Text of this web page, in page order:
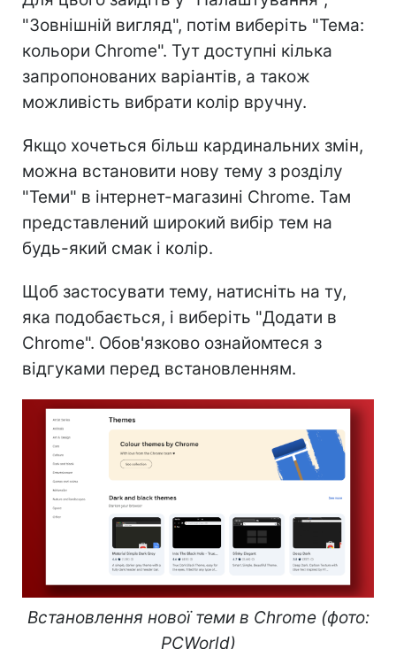
"Зовнішній вигляд", потім виберіть "Тема:
кольори Chrome". Тут доступні кілька
запропонованих варіантів, а також
можливість вибрати колір вручну.
Якщо хочеться більш кардинальних змін,
можна встановити нову тему з розділу
"Теми" в інтернет-магазині Chrome. Там
представлений широкий вибір тем на
будь-який смак і колір.
Щоб застосувати тему, натисніть на ту,
яка подобається, і виберіть "Додати в
Chrome". Обов'язково ознайомтеся з
відгуками перед встановленням.
Встановлення нової теми в Chrome (фото:
PCWorld)